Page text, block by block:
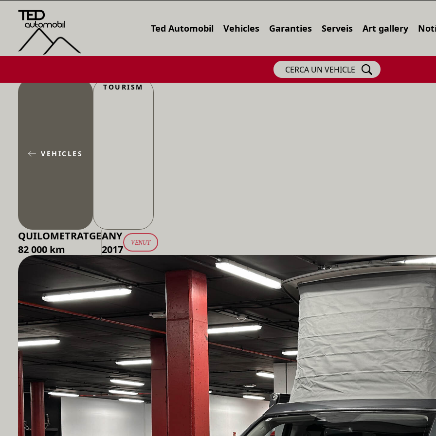
Ted Automobil Vehicles Garanties Serveis Art gallery
CERCA UN VEHICLE
VEHICLES
TOURISM
QUILOMETRATGE
82 000 km
ANY
2017
VENUT